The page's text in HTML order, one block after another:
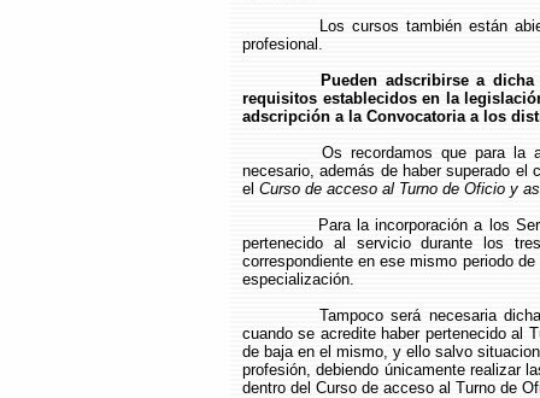
Los cursos también están
profesional.
Pueden adscribirse a
requisitos establecidos en la
adscripción a la Convocatoria a los
Os recordamos que para la
necesario, además de haber superado el
el Curso de acceso al Turno de Oficio y
Para la incorporación a los
pertenecido al servicio durante los
correspondiente en ese mismo periodo
especialización.
Tampoco será necesaria
cuando se acredite haber pertenecido al
de baja en el mismo, y ello salvo
profesión, debiendo únicamente realizar
dentro del Curso de acceso al Turno de